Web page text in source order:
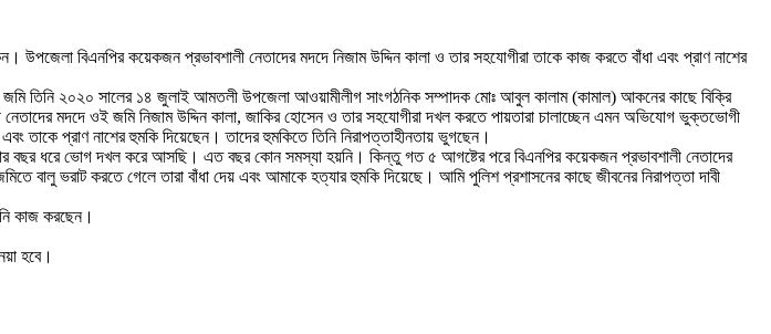
বিএনপির কয়েকজন প্রভাবশালী নেতাদের মদদে নিজাম উদ্দিন কালা ও তার সহযোগীরা তাকে কাজ করতে বাঁধা এবং প্রাণ নাশের
তিনি ২০২০ সালের ১৪ জুলাই আমতলী উপজেলা আওয়ামীলীগ সাংগঠনিক সম্পাদক মোঃ আবুল কালাম (কামাল) আকনের কাছে বিক্রি
মদদে ওই জমি নিজাম উদ্দিন কালা, জাকির হোসেন ও তার সহযোগীরা দখল করতে পায়তারা চালাচ্ছেন এমন অভিযোগ ভুক্তভোগী
তাকে প্রাণ নাশের হুমকি দিয়েছেন। তাদের হুমকিতে তিনি নিরাপত্তাহীনতায় ভুগছেন।
বছর ধরে ভোগ দখল করে আসছি। এত বছর কোন সমস্যা হয়নি। কিন্তু গত ৫ আগষ্টের পরে বিএনপির কয়েকজন প্রভাবশালী নেতাদের
বালু ভরাট করতে গেলে তারা বাঁধা দেয় এবং আমাকে হত্যার হুমকি দিয়েছে। আমি পুলিশ প্রশাসনের কাছে জীবনের নিরাপত্তা দাবী
কাজ করছেন।
হবে।